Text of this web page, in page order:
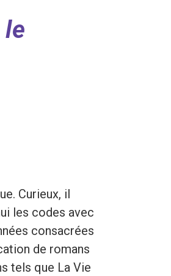
Curieux, il
les codes avec
consacrées
de romans
tels que La Vie